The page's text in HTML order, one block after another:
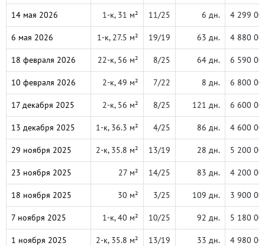
14 мая 2026 1-к, 31 м² 11/25 6 дн. 4 299
6 мая 2026 1-к, 27.5 м² 19/19 63 дн. 4 880
18 февраля 2026 22-к, 56 м² 8/25 64 дн. 6 590
10 февраля 2026 2-к, 49 м² 7/22 8 дн. 6 800
17 декабря 2025 2-к, 56 м² 8/25 121 дн. 6 600
13 декабря 2025 1-к, 36.3 м² 4/25 86 дн. 4 600
29 ноября 2025 2-к, 35.8 м² 13/19 28 дн. 5 200
23 ноября 2025 27 м² 14/25 83 дн. 4 200
18 ноября 2025 30 м² 3/25 109 дн. 3 900
7 ноября 2025 1-к, 40 м² 10/25 92 дн. 5 180
1 ноября 2025 2-к, 35.8 м² 13/19 33 дн. 4 980